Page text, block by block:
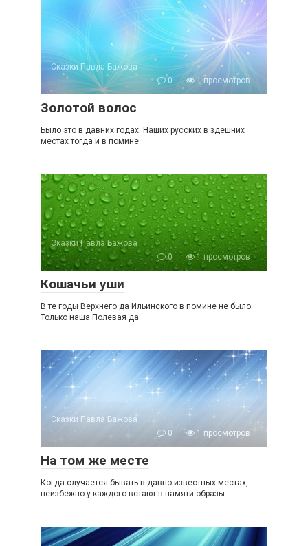
Сказки Павла Бажова
0
1 просмотров
Золотой волос
Было это в давних годах. Наших русских в здешних
местах тогда и в помине
Сказки Павла Бажова
0
1 просмотров
Кошачьи уши
В те годы Верхнего да Ильинского в помине не было.
Только наша Полевая да
Сказки Павла Бажова
0
1 просмотров
На том же месте
Когда случается бывать в давно известных местах,
неизбежно у каждого встают в памяти образы